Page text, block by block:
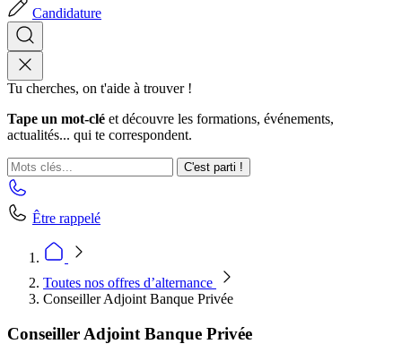
Candidature
Tu cherches, on t'aide à trouver !
Tape un mot-clé et découvre les formations, événements,
actualités... qui te correspondent.
C'est parti !
Être rappelé
Toutes nos offres d’alternance
Conseiller Adjoint Banque Privée
Conseiller Adjoint Banque Privée